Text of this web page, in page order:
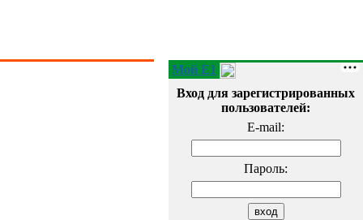
Мой E1
Вход для зарегистрированных
пользователей:
E-mail:
Пароль: